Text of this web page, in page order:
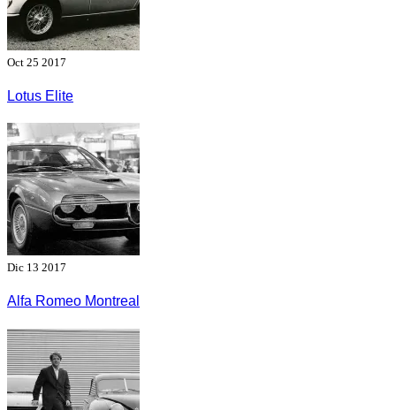
Oct 25 2017
Lotus Elite
Dic 13 2017
Alfa Romeo Montreal